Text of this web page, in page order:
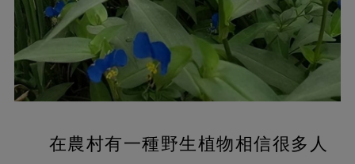
在農村有一種野生植物相信很多人